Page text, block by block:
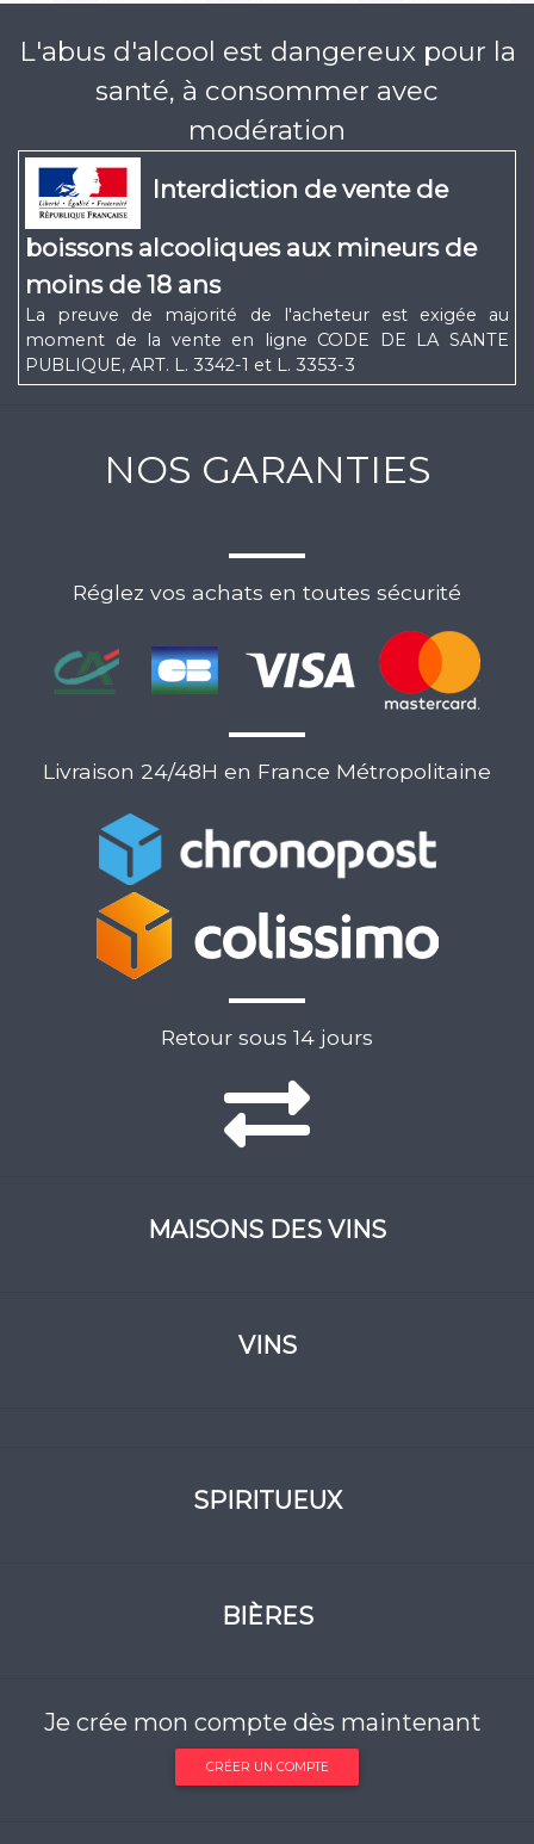
L'abus d'alcool est dangereux pour la
santé, à consommer avec
modération
Interdiction de vente de
boissons alcooliques aux mineurs de
moins de 18 ans
La preuve de majorité de l'acheteur est exigée au
moment de la vente en ligne CODE DE LA SANTE
PUBLIQUE, ART. L. 3342-1 et L. 3353-3
NOS GARANTIES
Réglez vos achats en toutes sécurité
Livraison 24/48H en France Métropolitaine
Retour sous 14 jours
MAISONS DES VINS
VINS
SPIRITUEUX
BIÈRES
Je crée mon compte dès maintenant
CRÉER UN COMPTE